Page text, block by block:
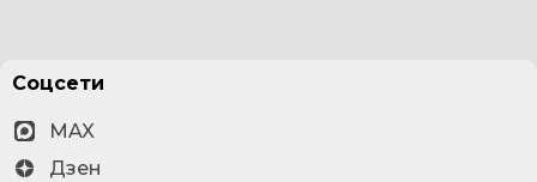
Соцсети
MAX
Дзен